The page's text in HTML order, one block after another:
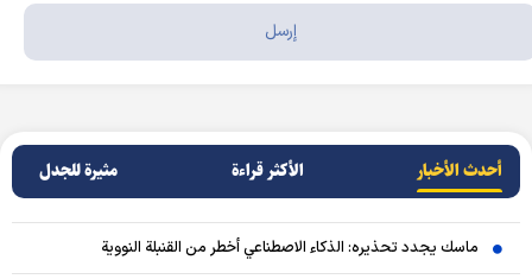
أحدث الأخبار الأکثر قراءة مثيرة للجدل
ماسك يجدد تحذيره: الذكاء الاصطناعي أخطر من القنبلة النووية